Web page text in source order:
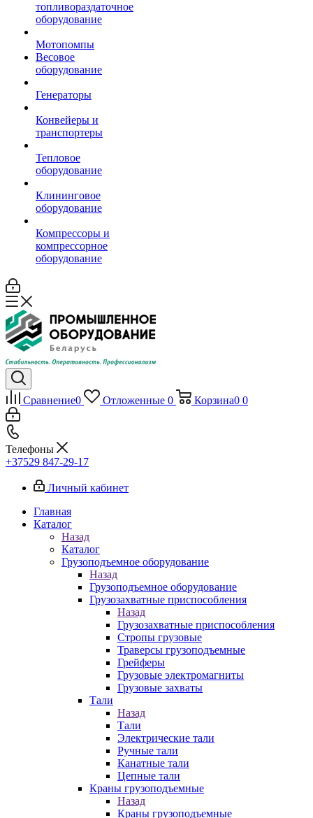
топливораздаточное
оборудование
Мотопомпы
Весовое
оборудование
Генераторы
Конвейеры и
транспортеры
Тепловое
оборудование
Клининговое
оборудование
Компрессоры и
компрессорное
оборудование
Сравнение0 Отложенные 0 Корзина0 0
Телефоны
+37529 847-29-17‬
Личный кабинет
Главная
Каталог
Назад
Каталог
Грузоподъемное оборудование
Назад
Грузоподъемное оборудование
Грузозахватные приспособления
Назад
Грузозахватные приспособления
Стропы грузовые
Траверсы грузоподъемные
Грейферы
Грузовые электромагниты
Грузовые захваты
Тали
Назад
Тали
Электрические тали
Ручные тали
Канатные тали
Цепные тали
Краны грузоподъемные
Назад
Краны грузоподъемные